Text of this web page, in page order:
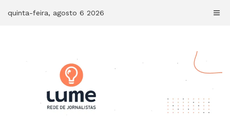
quinta-feira, agosto 6 2026